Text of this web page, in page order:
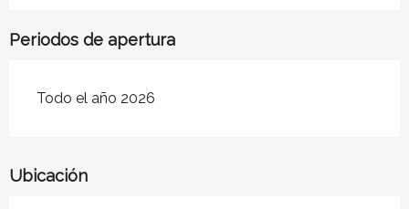
Periodos de apertura
Todo el año 2026
Ubicación